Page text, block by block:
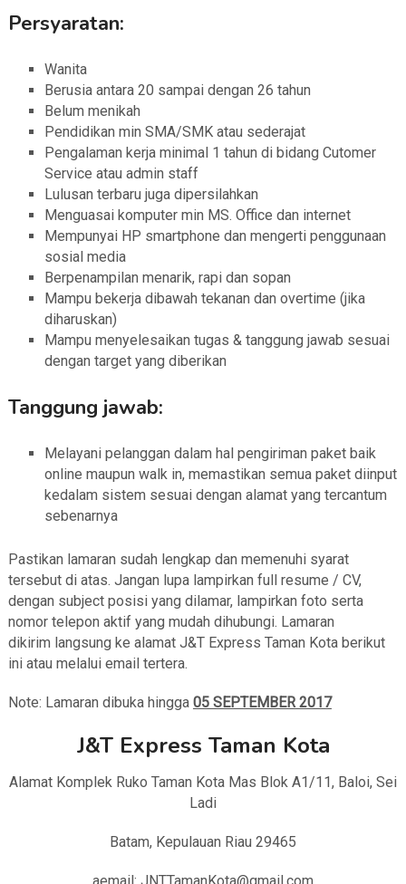
Persyaratan:
Wanita
Berusia antara 20 sampai dengan 26 tahun
Belum menikah
Pendidikan min SMA/SMK atau sederajat
Pengalaman kerja minimal 1 tahun di bidang Cutomer
Service atau admin staff
Lulusan terbaru juga dipersilahkan
Menguasai komputer min MS. Office dan internet
Mempunyai HP smartphone dan mengerti penggunaan
sosial media
Berpenampilan menarik, rapi dan sopan
Mampu bekerja dibawah tekanan dan overtime (jika
diharuskan)
Mampu menyelesaikan tugas & tanggung jawab sesuai
dengan target yang diberikan
Tanggung jawab:
Melayani pelanggan dalam hal pengiriman paket baik
online maupun walk in, memastikan semua paket diinput
kedalam sistem sesuai dengan alamat yang tercantum
sebenarnya
Pastikan lamaran sudah lengkap dan memenuhi syarat
tersebut di atas. Jangan lupa lampirkan full resume / CV,
dengan subject posisi yang dilamar, lampirkan foto serta
nomor telepon aktif yang mudah dihubungi. Lamaran
dikirim langsung ke alamat J&T Express Taman Kota berikut
ini atau melalui email tertera.
Note: Lamaran dibuka hingga 05 SEPTEMBER 2017
J&T Express Taman Kota
Alamat Komplek Ruko Taman Kota Mas Blok A1/11, Baloi, Sei
Ladi
Batam, Kepulauan Riau 29465